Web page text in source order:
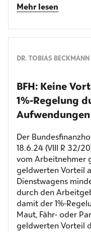
Mehr lesen
DR. TOBIAS BECKMANN
BFH: Keine
1%-Regelung
Aufwendungen
Der
18.6.24 (VIII R 32/
vom Arbeitnehmer
geldwerten Vorteil
Dienstwagens
durch den
damit der 1%-
Maut, Fähr- oder
geldwerten Vorteil